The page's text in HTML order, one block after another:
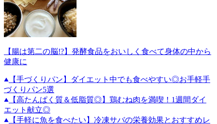
【腸は第二の脳!?】発酵食品をおいしく食べて身体の中から
健康に
【手づくりパン】ダイエット中でも食べやすい◎お手軽手
づくりパン5選
【高たんぱく質＆低脂質◎】鶏むね肉を満喫！1週間ダイ
エット献立◎
【手軽に魚を食べたい】冷凍サバの栄養効果とおすすめレ